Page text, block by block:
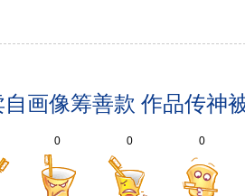
画像筹善款 作品传神
0 0 0